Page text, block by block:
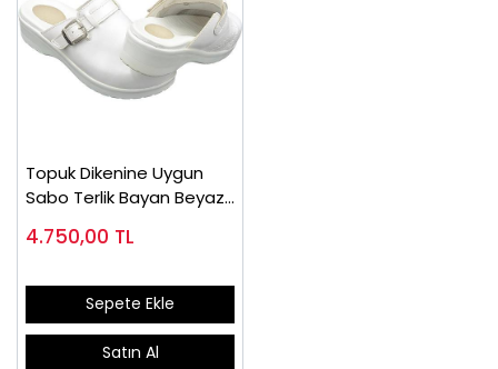
Topuk Dikenine Uygun
Sabo Terlik Bayan Beyaz
4.750,00 TL
Sepete Ekle
Satın Al